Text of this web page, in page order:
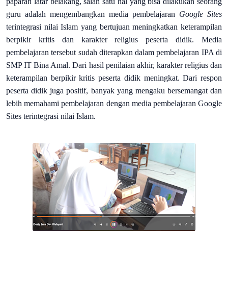
guru adalah mengembangkan media pembelajaran Google Sites
terintegrasi nilai Islam yang bertujuan meningkatkan keterampilan
berpikir kritis dan karakter religius peserta didik. Media
pembelajaran tersebut sudah diterapkan dalam pembelajaran IPA di
SMP IT Bina Amal. Dari hasil penilaian akhir, karakter religius dan
keterampilan berpikir kritis peserta didik meningkat. Dari respon
peserta didik juga positif, banyak yang mengaku bersemangat dan
lebih memahami pembelajaran dengan media pembelajaran Google
Sites terintegrasi nilai Islam.